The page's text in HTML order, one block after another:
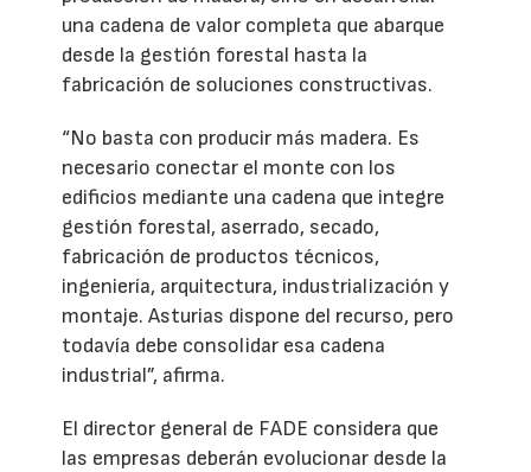
una cadena de valor completa que abarque
desde la gestión forestal hasta la
fabricación de soluciones constructivas.
“No basta con producir más madera. Es
necesario conectar el monte con los
edificios mediante una cadena que integre
gestión forestal, aserrado, secado,
fabricación de productos técnicos,
ingeniería, arquitectura, industrialización y
montaje. Asturias dispone del recurso, pero
todavía debe consolidar esa cadena
industrial”, afirma.
El director general de FADE considera que
las empresas deberán evolucionar desde la